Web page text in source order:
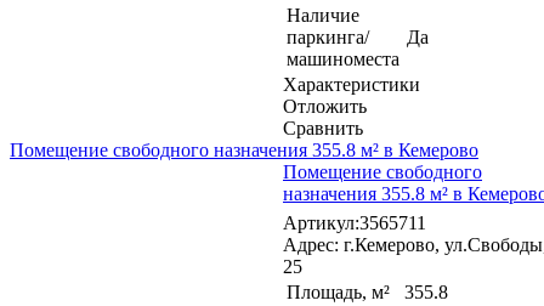
Наличие
паркинга/
машиноместа
Да
Характеристики
Отложить
Сравнить
Помещение свободного назначения 355.8 м² в Кемерово
Помещение свободного
назначения 355.8 м² в
Артикул:3565711
Адрес: г.Кемерово,
25
Площадь, м²
355.8